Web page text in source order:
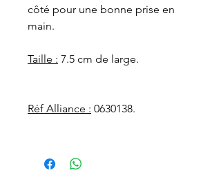
côté pour une bonne prise en
main.
Taille : 7.5 cm de large.
Réf Alliance : 0630138.